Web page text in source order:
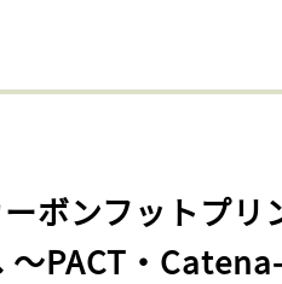
ーボンフットプリ
〜PACT・